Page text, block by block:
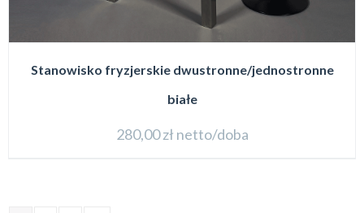
Stanowisko fryzjerskie dwustronne/jednostronne
białe
280,00zł netto/doba